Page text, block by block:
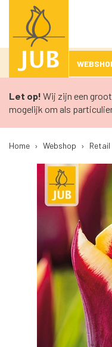
Let op! Wij zijn een
mogelijk om als
Home › Webshop › Retail